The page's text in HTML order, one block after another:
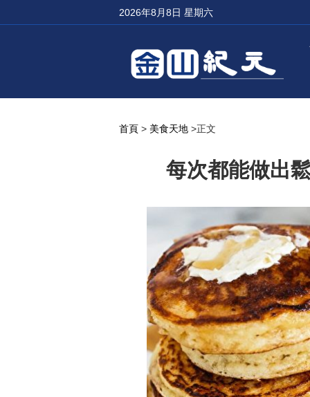
2026年8月8日 星期六
首頁 > 美食天地 >正文
每次都能做出